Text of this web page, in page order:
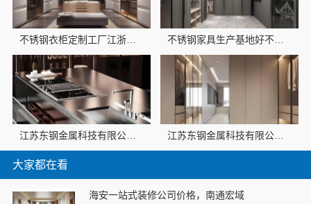
不锈钢衣柜定制工厂江浙沪-江苏东钢金属科技
江苏东钢金属科技有限公司：兴化全屋不锈钢定制生产基地探访
大家都在看
海安一站式装修公司价格，南通宏域